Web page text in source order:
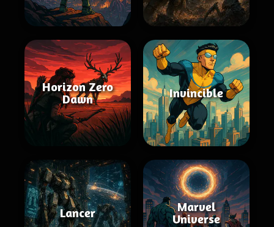
Horizon Zero
Dawn
Invincible
Lancer
Marvel
Universe